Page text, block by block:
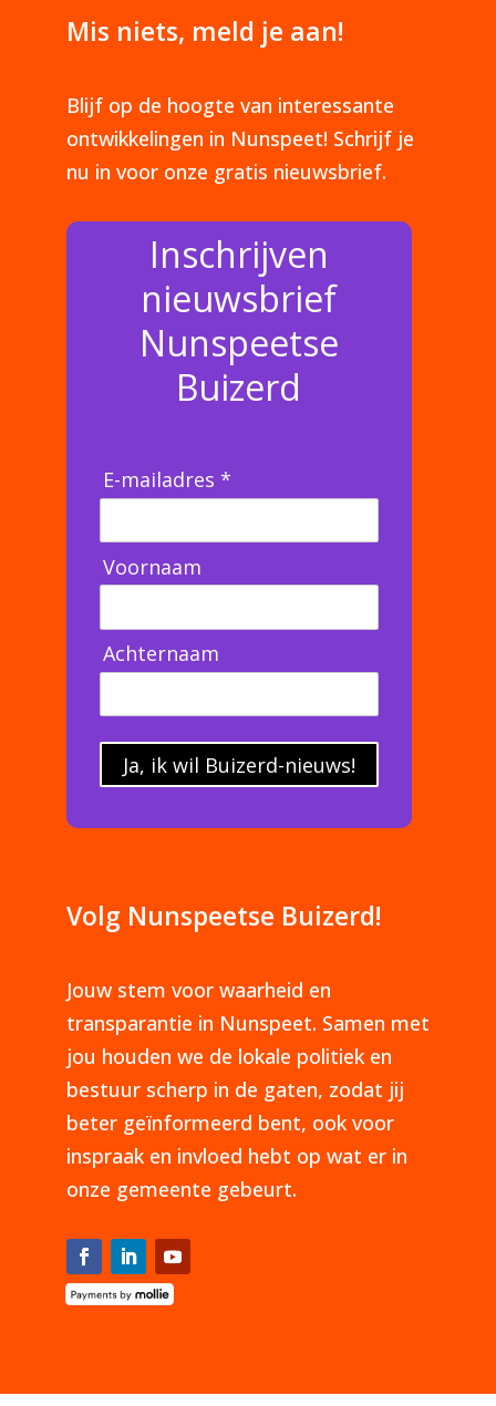
Mis niets, meld je aan!
Blijf op de hoogte van interessante
ontwikkelingen in Nunspeet! Schrijf je
nu in voor onze gratis nieuwsbrief.
Inschrijven
nieuwsbrief
Nunspeetse
Buizerd
E-mailadres *
Voornaam
Achternaam
Ja, ik wil Buizerd-nieuws!
Volg Nunspeetse Buizerd!
Jouw stem voor waarheid en
transparantie in Nunspeet. Samen met
jou houden we de lokale politiek en
bestuur scherp in de gaten, zodat jij
beter geïnformeerd bent, ook voor
inspraak en invloed hebt op wat er in
onze gemeente gebeurt.